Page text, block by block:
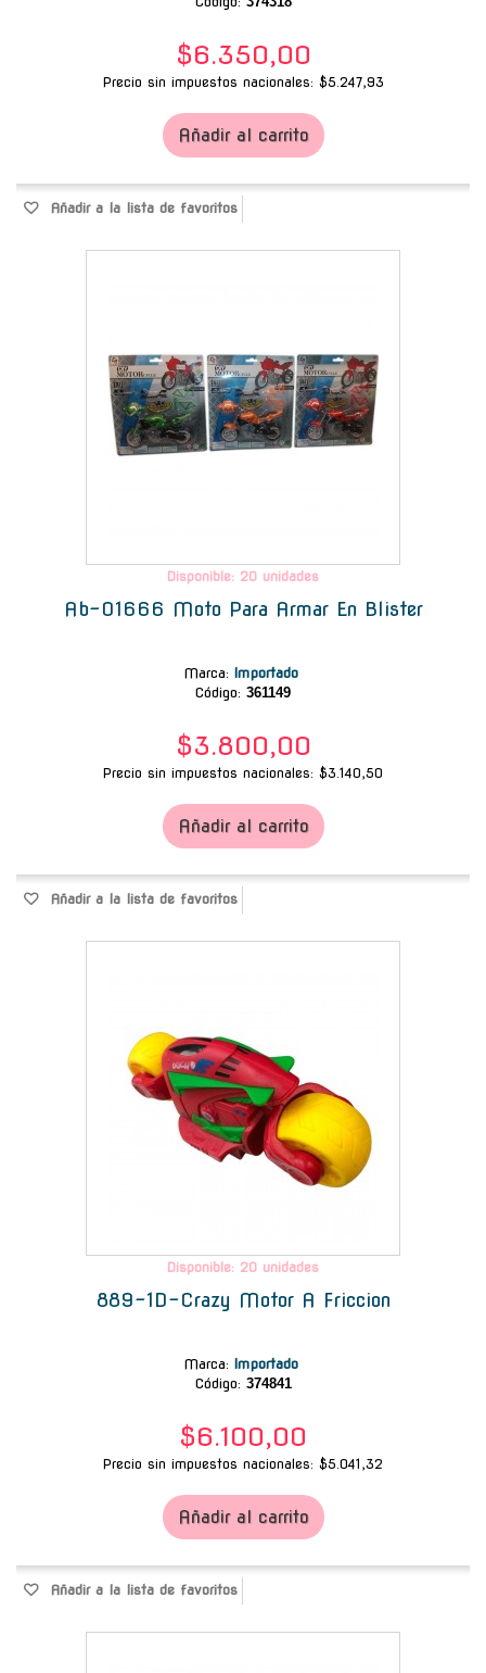
$6.350,00
Precio sin impuestos nacionales: $5.247,93
Añadir al carrito
Añadir a la lista de favoritos
Disponible: 20 unidades
Ab-01666 Moto Para Armar En Blister
Marca: Importado
Código: 361149
$3.800,00
Precio sin impuestos nacionales: $3.140,50
Añadir al carrito
Añadir a la lista de favoritos
Disponible: 20 unidades
889-1D-Crazy Motor A Friccion
Marca: Importado
Código: 374841
$6.100,00
Precio sin impuestos nacionales: $5.041,32
Añadir al carrito
Añadir a la lista de favoritos